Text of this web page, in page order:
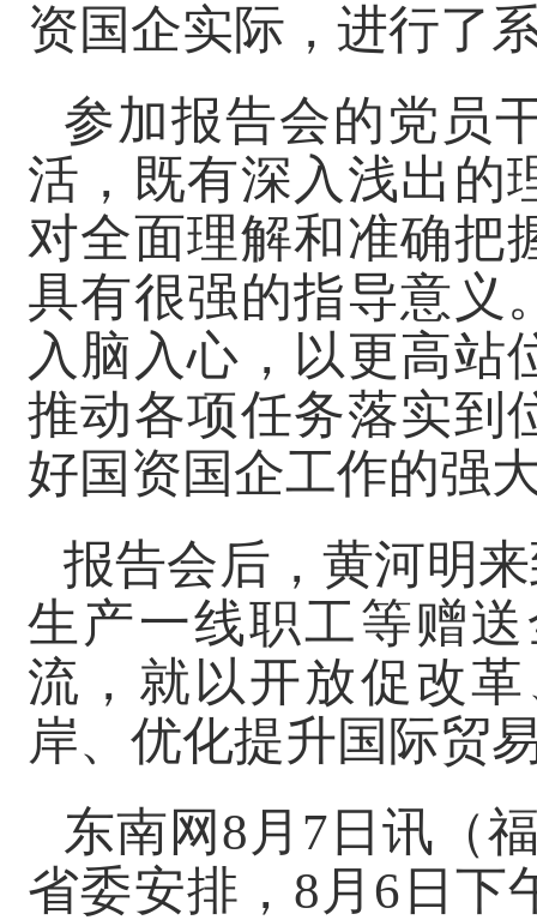
资国企实际，进行了
参加报告会的党员
活，既有深入浅出的
对全面理解和准确把
具有很强的指导意义
入脑入心，以更高站
推动各项任务落实到
好国资国企工作的强
报告会后，黄河明
生产一线职工等赠
流，就以开放促改
岸、优化提升国际贸
东南网8月7日讯（
省委安排，8月6日下